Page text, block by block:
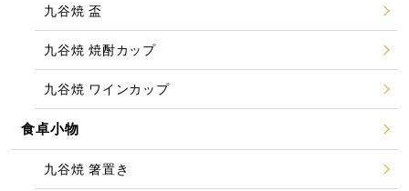
九谷焼 盃
九谷焼 焼酎カップ
九谷焼 ワインカップ
食卓小物
九谷焼 箸置き